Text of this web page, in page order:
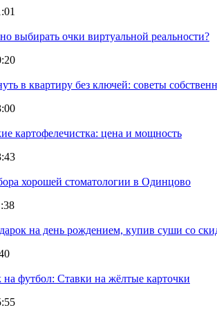
выбирать очки виртуальной реальности?
в квартиру без ключей: советы
картофелечистка: цена и мощность
хорошей стоматологии в Одинцово
на день рождением, купив суши со
футбол: Ставки на жёлтые карточки